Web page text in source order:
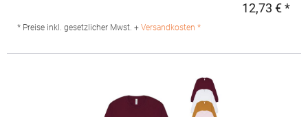
KK510Hersteller: Authorised Rep Compliance Ltd. Ground Floor
12,73 € *
* Preise inkl. gesetzlicher Mwst. + Versandkosten *